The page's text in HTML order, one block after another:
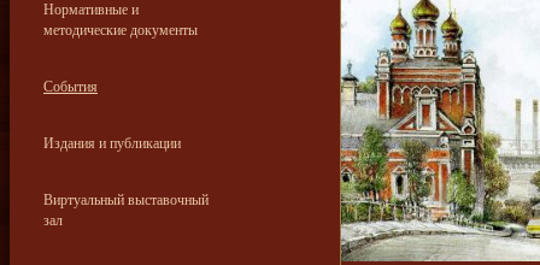
Нормативные и
методические документы
События
Издания и публикации
Виртуальный выставочный
зал